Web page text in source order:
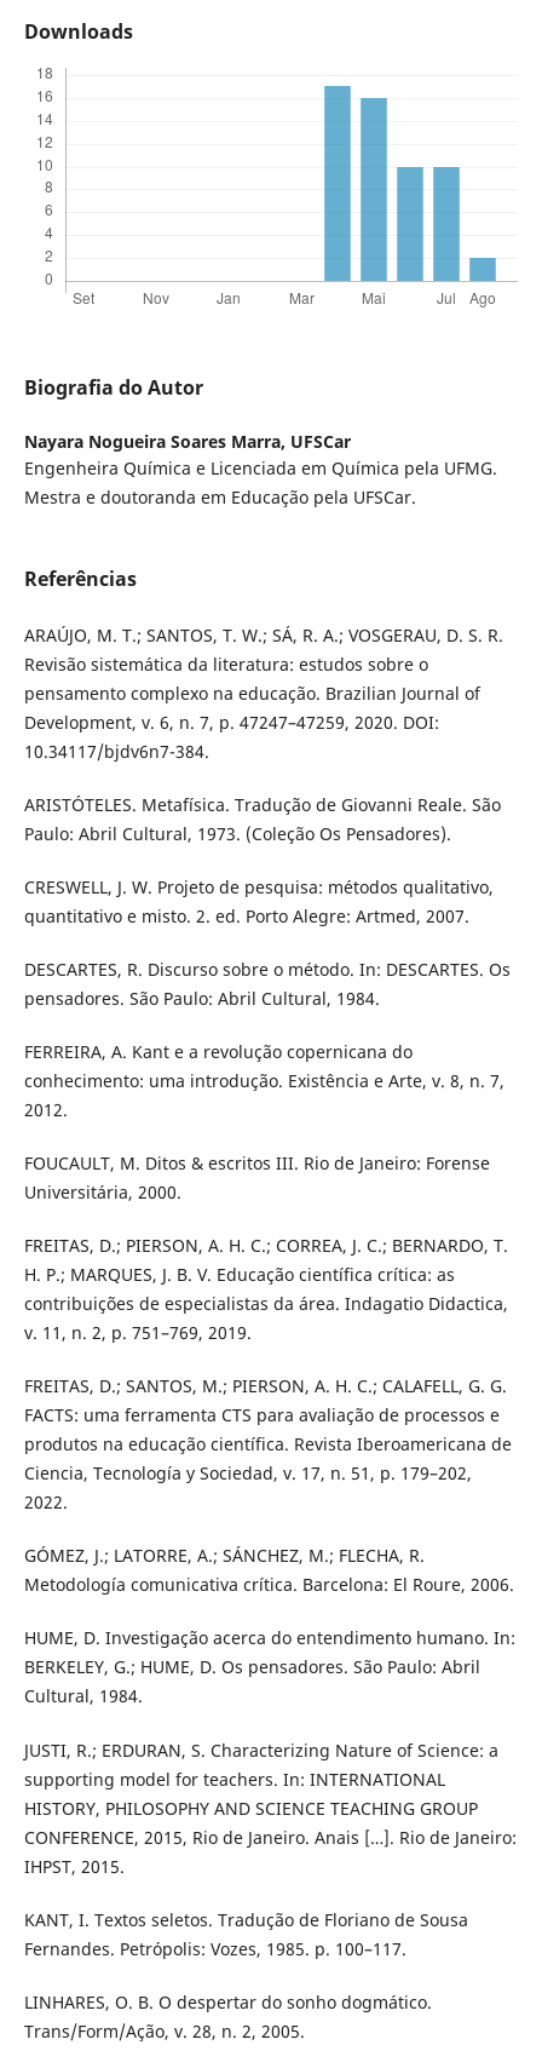
Downloads
Biografia do Autor
Nayara Nogueira Soares Marra, UFSCar
Engenheira Química e Licenciada em Química pela UFMG.
Mestra e doutoranda em Educação pela UFSCar.
Referências
ARAÚJO, M. T.; SANTOS, T. W.; SÁ, R. A.; VOSGERAU, D. S. R.
Revisão sistemática da literatura: estudos sobre o
pensamento complexo na educação. Brazilian Journal of
Development, v. 6, n. 7, p. 47247–47259, 2020. DOI:
10.34117/bjdv6n7-384.
ARISTÓTELES. Metafísica. Tradução de Giovanni Reale. São
Paulo: Abril Cultural, 1973. (Coleção Os Pensadores).
CRESWELL, J. W. Projeto de pesquisa: métodos qualitativo,
quantitativo e misto. 2. ed. Porto Alegre: Artmed, 2007.
DESCARTES, R. Discurso sobre o método. In: DESCARTES. Os
pensadores. São Paulo: Abril Cultural, 1984.
FERREIRA, A. Kant e a revolução copernicana do
conhecimento: uma introdução. Existência e Arte, v. 8, n. 7,
2012.
FOUCAULT, M. Ditos & escritos III. Rio de Janeiro: Forense
Universitária, 2000.
FREITAS, D.; PIERSON, A. H. C.; CORREA, J. C.; BERNARDO, T.
H. P.; MARQUES, J. B. V. Educação científica crítica: as
contribuições de especialistas da área. Indagatio Didactica,
v. 11, n. 2, p. 751–769, 2019.
FREITAS, D.; SANTOS, M.; PIERSON, A. H. C.; CALAFELL, G. G.
FACTS: uma ferramenta CTS para avaliação de processos e
produtos na educação científica. Revista Iberoamericana de
Ciencia, Tecnología y Sociedad, v. 17, n. 51, p. 179–202,
2022.
GÓMEZ, J.; LATORRE, A.; SÁNCHEZ, M.; FLECHA, R.
Metodología comunicativa crítica. Barcelona: El Roure, 2006.
HUME, D. Investigação acerca do entendimento humano. In:
BERKELEY, G.; HUME, D. Os pensadores. São Paulo: Abril
Cultural, 1984.
JUSTI, R.; ERDURAN, S. Characterizing Nature of Science: a
supporting model for teachers. In: INTERNATIONAL
HISTORY, PHILOSOPHY AND SCIENCE TEACHING GROUP
CONFERENCE, 2015, Rio de Janeiro. Anais […]. Rio de Janeiro:
IHPST, 2015.
KANT, I. Textos seletos. Tradução de Floriano de Sousa
Fernandes. Petrópolis: Vozes, 1985. p. 100–117.
LINHARES, O. B. O despertar do sonho dogmático.
Trans/Form/Ação, v. 28, n. 2, 2005.